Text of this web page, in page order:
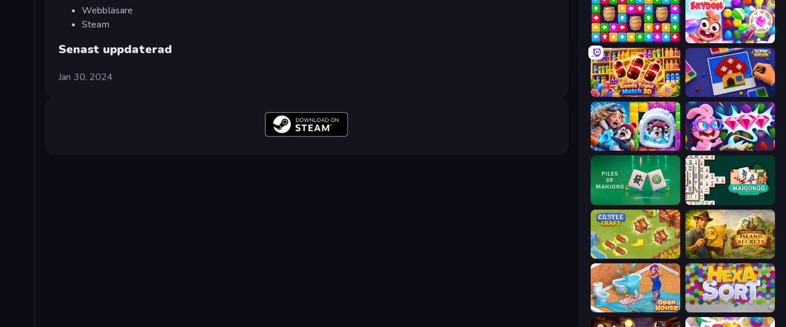
Webbläsare
Steam
Senast uppdaterad
Jan 30, 2024
Tap Away Story Skydom
Goods Triple Match 3D Screw Sorting
Captain Blast Skydom: Reforged
Piles of Mahjong Mahjongg Solitaire
Castle Craft Hidden Objects: Island Secrets
Open House